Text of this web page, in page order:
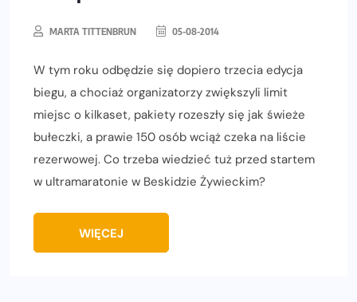
MARTA TITTENBRUN 05-08-2014
W tym roku odbędzie się dopiero trzecia edycja
biegu, a chociaż organizatorzy zwiększyli limit
miejsc o kilkaset, pakiety rozeszły się jak świeże
bułeczki, a prawie 150 osób wciąż czeka na liście
rezerwowej. Co trzeba wiedzieć tuż przed startem
w ultramaratonie w Beskidzie Żywieckim?
WIĘCEJ